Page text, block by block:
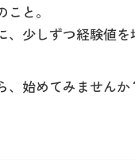
と。
少しずつ経験値を
、始めてみませんか